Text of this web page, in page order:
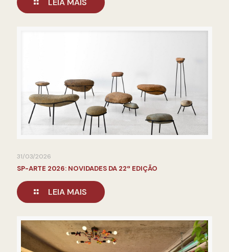
LEIA MAIS
31/03/2026
SP-ARTE 2026: NOVIDADES DA 22ª EDIÇÃO
LEIA MAIS